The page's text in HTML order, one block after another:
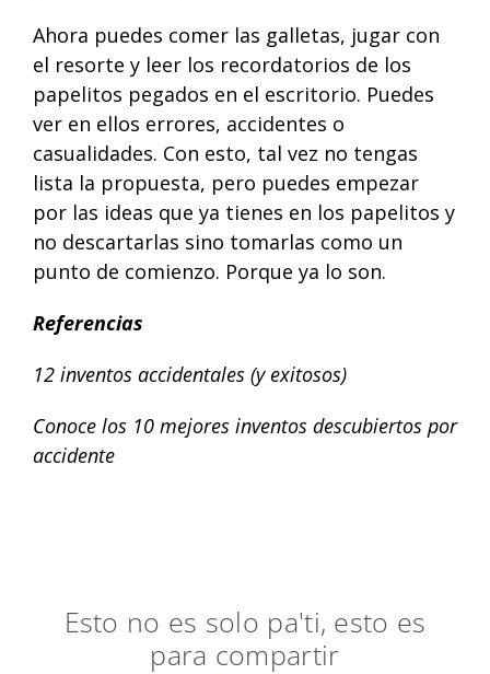
Ahora puedes comer las galletas, jugar con
el resorte y leer los recordatorios de los
papelitos pegados en el escritorio. Puedes
ver en ellos errores, accidentes o
casualidades. Con esto, tal vez no tengas
lista la propuesta, pero puedes empezar
por las ideas que ya tienes en los papelitos y
no descartarlas sino tomarlas como un
punto de comienzo. Porque ya lo son.
Referencias
12 inventos accidentales (y exitosos)
Conoce los 10 mejores inventos descubiertos por
accidente
Esto no es solo pa'ti, esto es
para compartir